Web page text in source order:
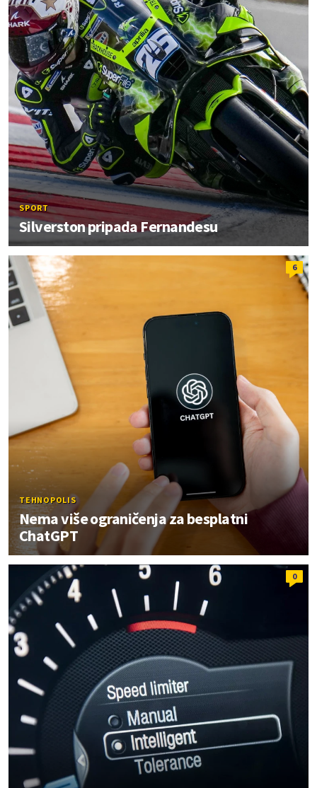
SPORT
Silverston pripada Fernandesu
6
TEHNOPOLIS
Nema više ograničenja za besplatni
ChatGPT
0